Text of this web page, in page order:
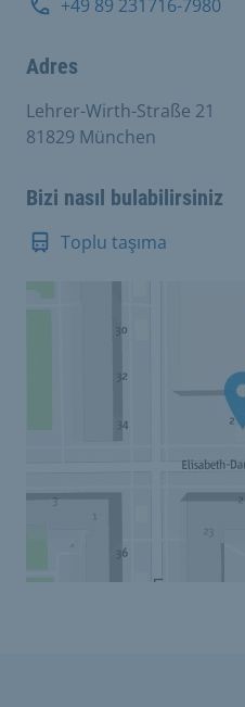
+49 89 231716-7980
Adres
Lehrer-Wirth-Straße 21
81829 München
Bizi nasıl bulabilirsiniz
Toplu taşıma